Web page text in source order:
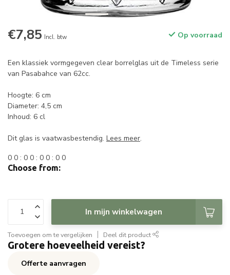
€7,85 Incl. btw Op voorraad
Een klassiek vormgegeven clear borrelglas uit de Timeless serie
van Pasabahce van 62cc.
Hoogte: 6 cm
Diameter: 4,5 cm
Inhoud: 6 cl
Dit glas is vaatwasbestendig. Lees meer.
0 0 : 0 0 : 0 0 : 0 0
Choose from:
In mijn winkelwagen
Toevoegen om te vergelijken Deel dit product
Grotere hoeveelheid vereist?
Offerte aanvragen